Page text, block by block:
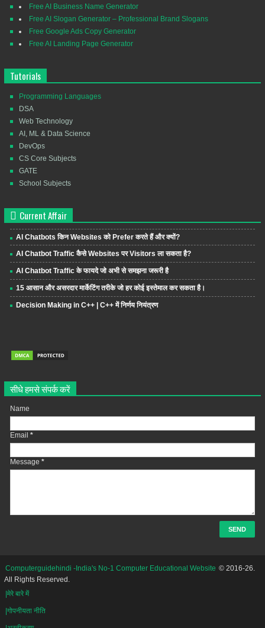
Free AI Business Name Generator
Free AI Slogan Generator – Professional Brand Slogans
Free Google Ads Copy Generator
Free AI Landing Page Generator
Tutorials
Programming Languages
DSA
Web Technology
AI, ML & Data Science
DevOps
CS Core Subjects
GATE
School Subjects
Current Affair
AI Chatbots किन Websites को Prefer करते हैं और क्यों?
AI Chatbot Traffic कैसे Websites पर Visitors ला सकता है?
AI Chatbot Traffic के फायदे जो अभी से समझना जरूरी है
15 आसान और असरदार मार्केटिंग तरीके जो हर कोई इस्तेमाल कर सकता है।
Decision Making in C++ | C++ में निर्णय नियंत्रण
सीधे हमसे संपर्क करें
Name
Email *
Message *
Computerguidehindi -India's No-1 Computer Educational Website © 2016-26.
All Rights Reserved.
|मेरे बारे में
|गोपनीयता नीति